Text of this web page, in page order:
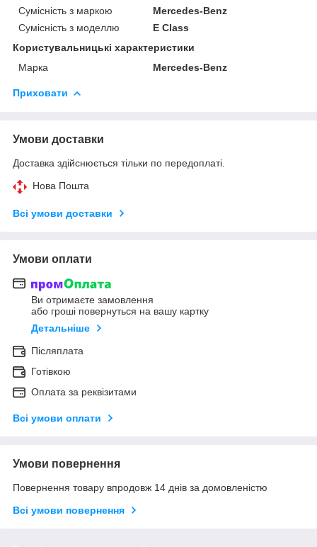
Сумісність з маркою
Mercedes-Benz
Сумісність з моделлю
E Class
Користувальницькі характеристики
Марка
Mercedes-Benz
Приховати
Умови доставки
Доставка здійснюється тільки по передоплаті.
Нова Пошта
Всі умови доставки
Умови оплати
Ви отримаєте замовлення
або гроші повернуться на вашу картку
Детальніше
Післяплата
Готівкою
Оплата за реквізитами
Всі умови оплати
Умови повернення
Повернення товару впродовж 14 днів за домовленістю
Всі умови повернення